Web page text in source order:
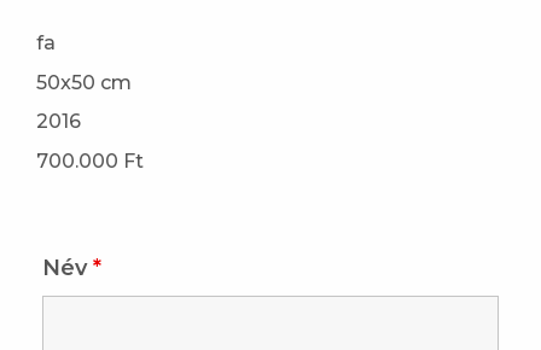
fa
50x50 cm
2016
700.000 Ft
Név*